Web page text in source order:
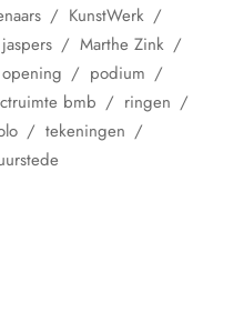
KunstWerk
Marthe Zink
opening
podium
bmb
ringen
tekeningen